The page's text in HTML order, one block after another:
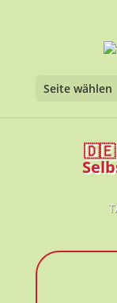
Seite wählen
🇩🇪